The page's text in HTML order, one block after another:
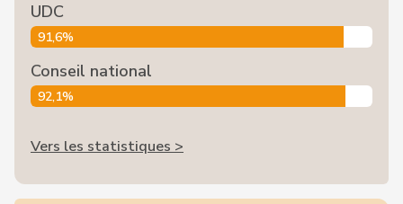
UDC
91,6%
Conseil national
92,1%
Vers les statistiques >